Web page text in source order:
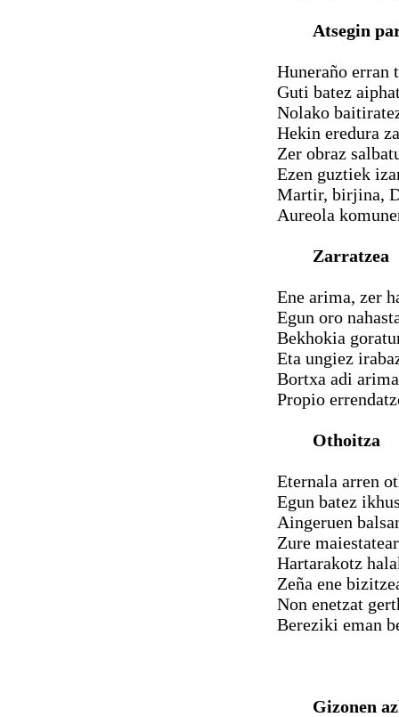
Atsegin
Huneraño erran
Guti batez
Nolako
Hekin eredura
Zer obraz
Ezen guztiek
Martir, birjina,
Aureola
Zarratzea
Ene arima, zer
Egun oro
Bekhokia
Eta ungiez
Bortxa adi
Propio
Othoitza
Eternala arren
Egun batez
Aingeruen
Zure
Hartarakotz
Zeña ene
Non enetzat
Bereziki eman
Gizonen